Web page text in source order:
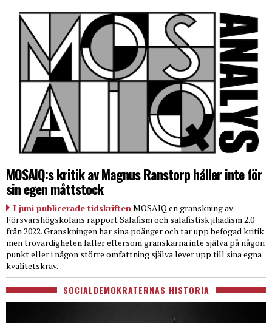
MOSAIQ:s kritik av Magnus Ranstorp håller inte för
sin egen måttstock
I juni publicerade tidskriften MOSAIQ en granskning av
Försvarshögskolans rapport Salafism och salafistisk jihadism 2.0
från 2022. Granskningen har sina poänger och tar upp befogad kritik
men trovärdigheten faller eftersom granskarna inte själva på någon
punkt eller i någon större omfattning själva lever upp till sina egna
kvalitetskrav.
SOCIALDEMOKRATERNAS HISTORIA